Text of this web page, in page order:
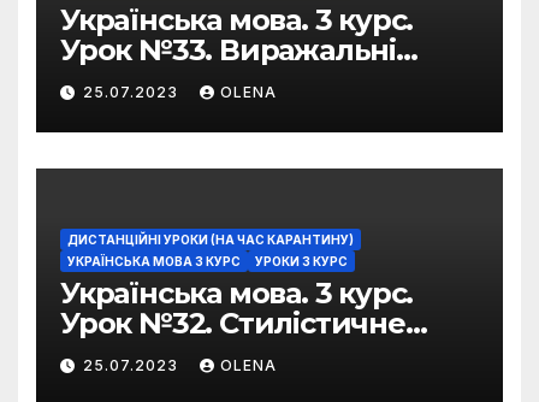
Українська мова. 3 курс.
Урок №33. Виражальні
можливості фразеологізмів
25.07.2023 OLENA
ДИСТАНЦІЙНІ УРОКИ (НА ЧАС КАРАНТИНУ)
УКРАЇНСЬКА МОВА 3 КУРС
УРОКИ 3 КУРС
Українська мова. 3 курс.
Урок №32. Стилістичне
забарвлення
фразеологізмів
25.07.2023 OLENA